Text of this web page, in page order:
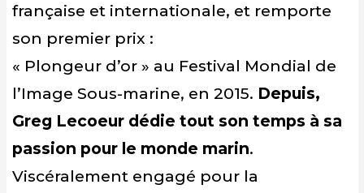
française et internationale, et remporte
son premier prix :
« Plongeur d’or » au Festival Mondial de
l’Image Sous-marine, en 2015. Depuis,
Greg Lecoeur dédie tout son temps à sa
passion pour le monde marin.
Viscéralement engagé pour la